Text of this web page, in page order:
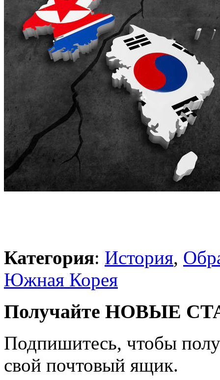
Категория: История,
Южная Корея
Получайте НОВЫЕ
Подпишитесь, чтобы
свой почтовый ящик.